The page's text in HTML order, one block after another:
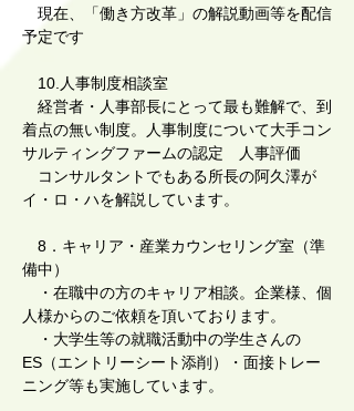
現在、「働き方改革」の解説動画等を配信
予定です
10.人事制度相談室
経営者・人事部長にとって最も難解で、到
着点の無い制度。人事制度について大手コン
サルティングファームの認定 人事評価
コンサルタントでもある所長の阿久澤が
イ・ロ・ハを解説しています。​
8．キャリア・産業カウンセリング室（準
備中）
・在職中の方のキャリア相談。企業様、個
人様からのご依頼を頂いております。
・大学生等の就職活動中の学生さんの
ES（エントリーシート添削）・面接トレー
ニング等も実施しています。